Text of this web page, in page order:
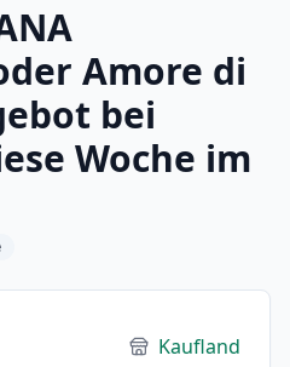
Amore di
bei
Woche im
Kaufland